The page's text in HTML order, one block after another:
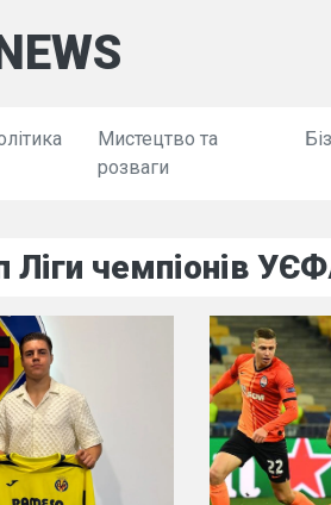
Мистецтво та
розваги
Ліги чемпіонів